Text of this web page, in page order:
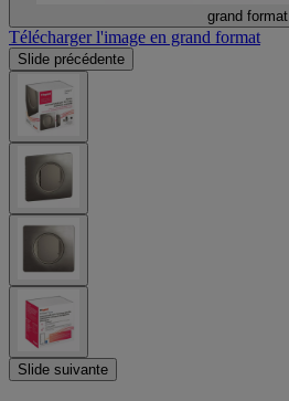
grand format
Télécharger l'image en grand format
Slide précédente
Slide suivante